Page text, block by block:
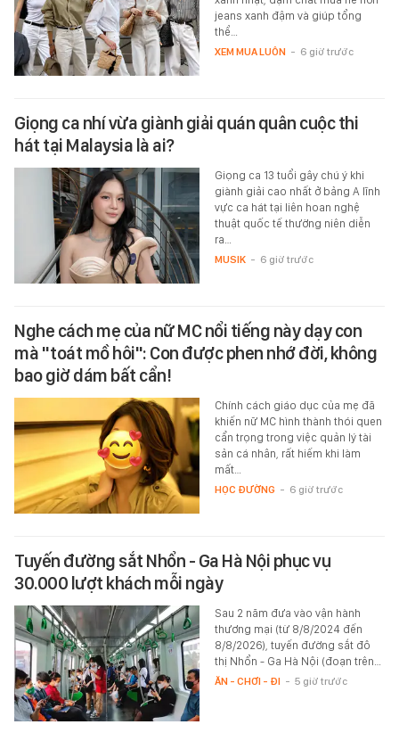
jeans xanh đậm và giúp tổng
thể…
XEM MUA LUÔN - 6 giờ trước
Giọng ca nhí vừa giành giải quán quân cuộc thi
hát tại Malaysia là ai?
Giọng ca 13 tuổi gây chú ý khi
giành giải cao nhất ở bảng A lĩnh
vực ca hát tại liên hoan nghệ
thuật quốc tế thường niên diễn
ra…
MUSIK - 6 giờ trước
Nghe cách mẹ của nữ MC nổi tiếng này dạy con
mà "toát mồ hôi": Con được phen nhớ đời, không
bao giờ dám bất cẩn!
Chính cách giáo dục của mẹ đã
khiến nữ MC hình thành thói quen
cẩn trọng trong việc quản lý tài
sản cá nhân, rất hiếm khi làm
mất…
HỌC ĐƯỜNG - 6 giờ trước
Tuyến đường sắt Nhổn - Ga Hà Nội phục vụ
30.000 lượt khách mỗi ngày
Sau 2 năm đưa vào vận hành
thương mại (từ 8/8/2024 đến
8/8/2026), tuyến đường sắt đô
thị Nhổn - Ga Hà Nội (đoạn trên…
ĂN - CHƠI - ĐI - 5 giờ trước